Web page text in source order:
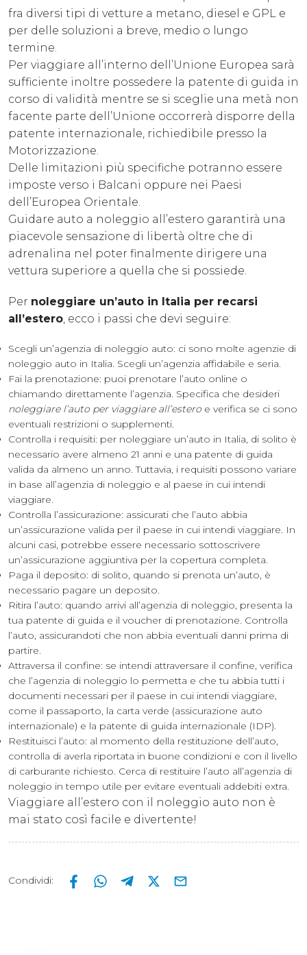
fra diversi tipi di vetture a metano, diesel e GPL e
per delle soluzioni a breve, medio o lungo
termine.
Per viaggiare all’interno dell’Unione Europea sarà
sufficiente inoltre possedere la patente di guida in
corso di validità mentre se si sceglie una metà non
facente parte dell’Unione occorrerà disporre della
patente internazionale, richiedibile presso la
Motorizzazione.
Delle limitazioni più specifiche potranno essere
imposte verso i Balcani oppure nei Paesi
dell’Europea Orientale.
Guidare auto a noleggio all’estero garantirà una
piacevole sensazione di libertà oltre che di
adrenalina nel poter finalmente dirigere una
vettura superiore a quella che si possiede.
Per noleggiare un’auto in Italia per recarsi
all’estero, ecco i passi che devi seguire:
Scegli un’agenzia di noleggio auto: ci sono molte agenzie di
noleggio auto in Italia. Scegli un’agenzia affidabile e seria.
Fai la prenotazione: puoi prenotare l’auto online o
chiamando direttamente l’agenzia. Specifica che desideri
noleggiare l’auto per viaggiare all’estero e verifica se ci sono
eventuali restrizioni o supplementi.
Controlla i requisiti: per noleggiare un’auto in Italia, di solito è
necessario avere almeno 21 anni e una patente di guida
valida da almeno un anno. Tuttavia, i requisiti possono variare
in base all’agenzia di noleggio e al paese in cui intendi
viaggiare.
Controlla l’assicurazione: assicurati che l’auto abbia
un’assicurazione valida per il paese in cui intendi viaggiare. In
alcuni casi, potrebbe essere necessario sottoscrivere
un’assicurazione aggiuntiva per la copertura completa.
Paga il deposito: di solito, quando si prenota un’auto, è
necessario pagare un deposito.
Ritira l’auto: quando arrivi all’agenzia di noleggio, presenta la
tua patente di guida e il voucher di prenotazione. Controlla
l’auto, assicurandoti che non abbia eventuali danni prima di
partire.
Attraversa il confine: se intendi attraversare il confine, verifica
che l’agenzia di noleggio lo permetta e che tu abbia tutti i
documenti necessari per il paese in cui intendi viaggiare,
come il passaporto, la carta verde (assicurazione auto
internazionale) e la patente di guida internazionale (IDP).
Restituisci l’auto: al momento della restituzione dell’auto,
controlla di averla riportata in buone condizioni e con il livello
di carburante richiesto. Cerca di restituire l’auto all’agenzia di
noleggio in tempo utile per evitare eventuali addebiti extra.
Viaggiare all’estero con il noleggio auto non è
mai stato così facile e divertente!
Condividi: